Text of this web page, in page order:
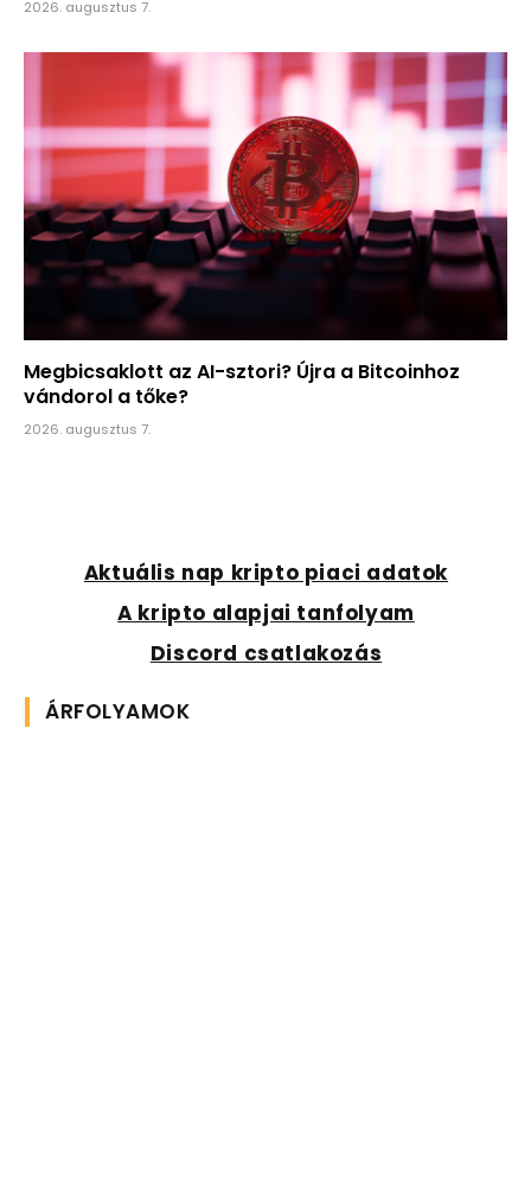
2026. augusztus 7.
Megbicsaklott az AI-sztori? Újra a Bitcoinhoz
vándorol a tőke?
2026. augusztus 7.
Aktuális nap kripto piaci adatok
A kripto alapjai tanfolyam
Discord csatlakozás
ÁRFOLYAMOK